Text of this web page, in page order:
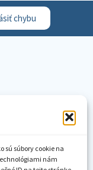
sú súbory cookie na
nám
chybu